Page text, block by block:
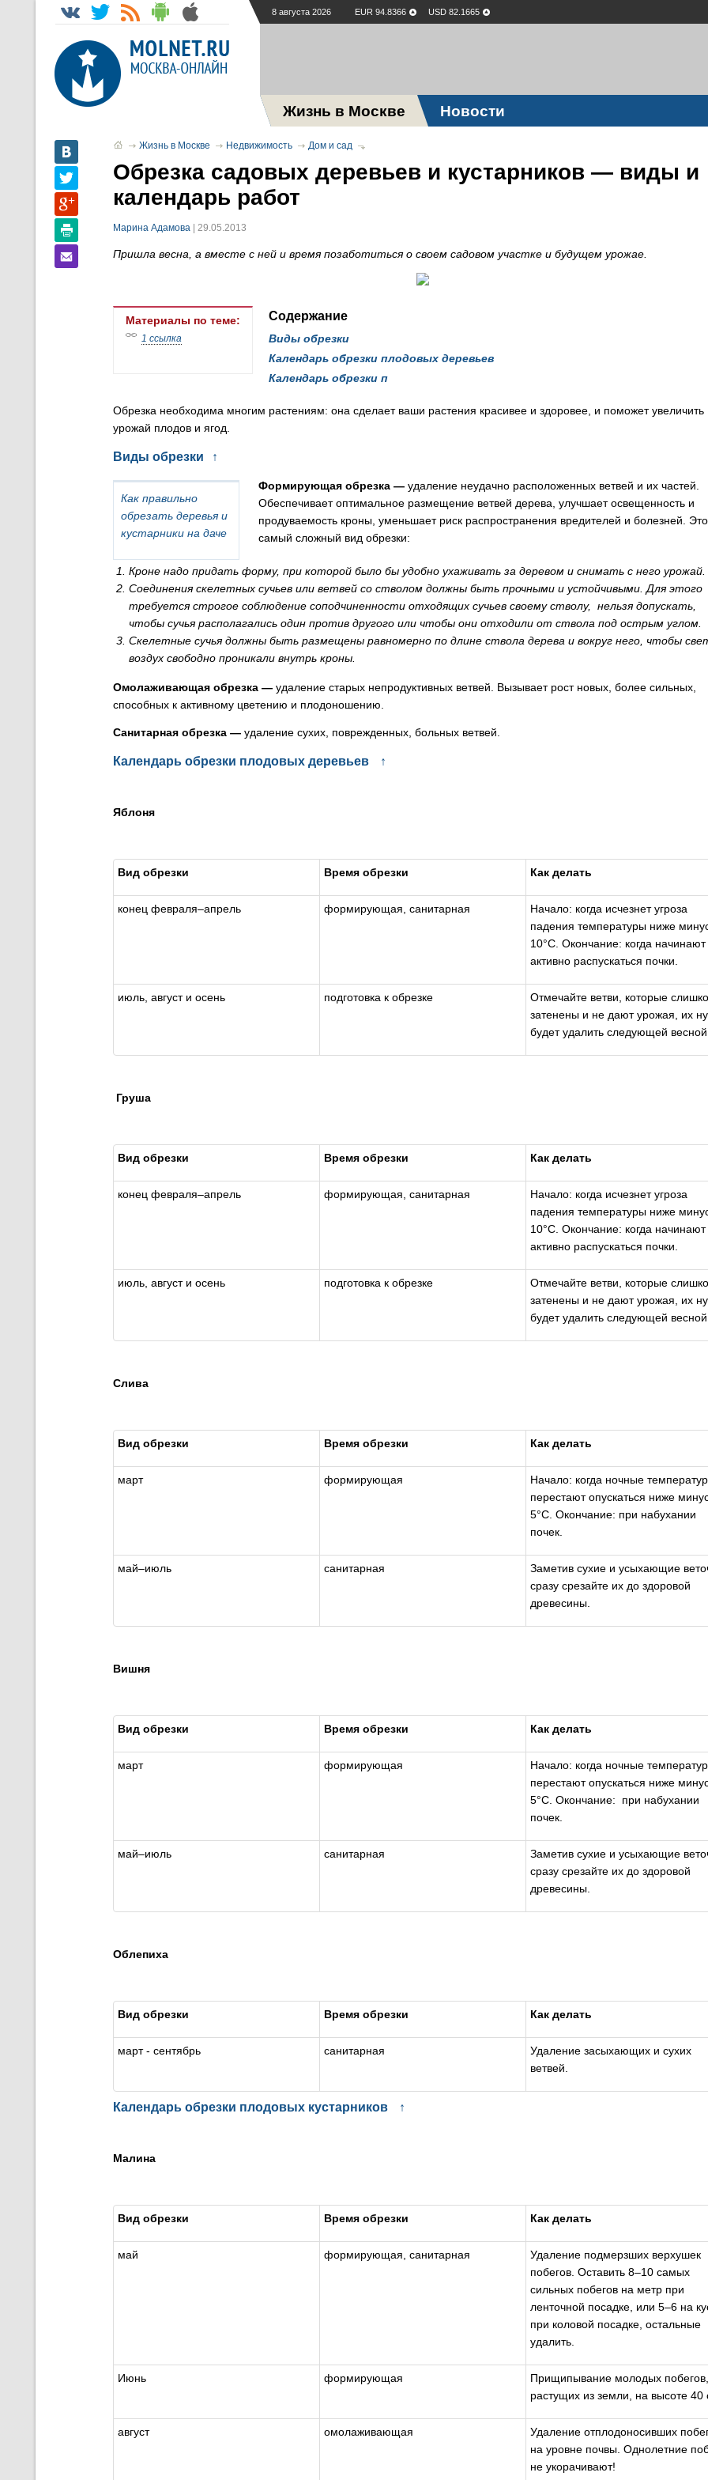
8 августа 2026 EUR 94.8366 USD 82.1665
Жизнь в Москве Новости
Жизнь в Москве Недвижимость Дом и сад
Обрезка садовых деревьев и кустарников — виды и
календарь работ
Марина Адамова | 29.05.2013
Пришла весна, а вместе с ней и время позаботиться о своем садовом участке и будущем урожае.
Материалы по теме:
1 ссылка
Содержание
Виды обрезки
Календарь обрезки плодовых деревьев
Календарь обрезки п
Обрезка необходима многим растениям: она сделает ваши растения красивее и здоровее, и поможет увеличить
урожай плодов и ягод.
Виды обрезки ↑
Как правильно
обрезать деревья и
кустарники на даче
Формирующая обрезка — удаление неудачно расположенных ветвей и их частей.
Обеспечивает оптимальное размещение ветвей дерева, улучшает освещенность и
продуваемость кроны, уменьшает риск распространения вредителей и болезней. Это
самый сложный вид обрезки:
Кроне надо придать форму, при которой было бы удобно ухаживать за деревом и снимать с него урожай.
Соединения скелетных сучьев или ветвей со стволом должны быть прочными и устойчивыми. Для этого
требуется строгое соблюдение соподчиненности отходящих сучьев своему стволу, нельзя допускать,
чтобы сучья располагались один против другого или чтобы они отходили от ствола под острым углом.
Скелетные сучья должны быть размещены равномерно по длине ствола дерева и вокруг него, чтобы
воздух свободно проникали внутрь кроны.
Омолаживающая обрезка — удаление старых непродуктивных ветвей. Вызывает рост новых, более сильных,
способных к активному цветению и плодоношению.
Санитарная обрезка — удаление сухих, поврежденных, больных ветвей.
Календарь обрезки плодовых деревьев ↑
Яблоня
Вид обрезки Время обрезки Как делать
конец февраля–апрель формирующая, санитарная
Начало: когда исчезнет угроза
падения температуры ниже
10°С. Окончание: когда начинают
активно распускаться почки.
июль, август и осень подготовка к обрезке
Отмечайте ветви, которые
затенены и не дают урожая, их
будет удалить следующей весной.
Груша
Вид обрезки Время обрезки Как делать
конец февраля–апрель формирующая, санитарная
Начало: когда исчезнет угроза
падения температуры ниже
10°С. Окончание: когда начинают
активно распускаться почки.
июль, август и осень подготовка к обрезке
Отмечайте ветви, которые
затенены и не дают урожая, их
будет удалить следующей весной.
Слива
Вид обрезки Время обрезки Как делать
март формирующая
Начало: когда ночные
перестают опускаться ниже
5°С. Окончание: при набухании
почек.
май–июль санитарная
Заметив сухие и усыхающие
сразу срезайте их до здоровой
древесины.
Вишня
Вид обрезки Время обрезки Как делать
март формирующая
Начало: когда ночные
перестают опускаться ниже
5°С. Окончание: при набухании
почек.
май–июль санитарная
Заметив сухие и усыхающие
сразу срезайте их до здоровой
древесины.
Облепиха
Вид обрезки Время обрезки Как делать
март - сентябрь санитарная
Удаление засыхающих и сухих
ветвей.
Календарь обрезки плодовых кустарников ↑
Малина
Вид обрезки Время обрезки Как делать
май формирующая, санитарная
Удаление подмерзших верхушек
побегов. Оставить 8–10 самых
сильных побегов на метр при
ленточной посадке, или 5–6 на
при коловой посадке, остальные
удалить.
Июнь формирующая
Прищипывание молодых побегов,
растущих из земли, на высоте 40
август омолаживающая
Удаление отплодоносивших
на уровне почвы. Однолетние
не укорачивают!